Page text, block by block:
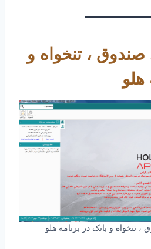
، تنخواه و
هلو
تنخواه و بانک در برنامه هلو